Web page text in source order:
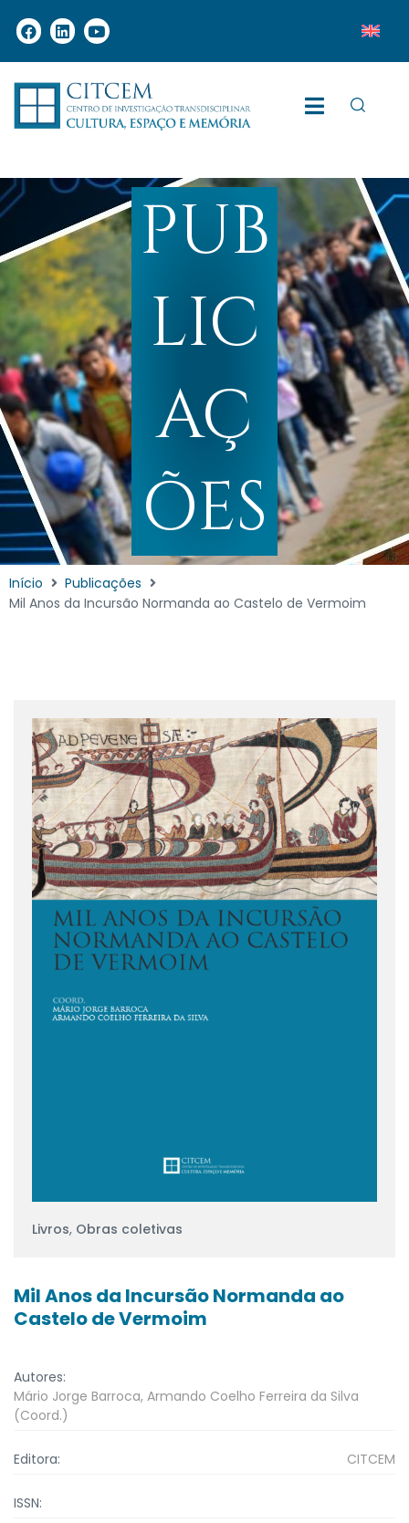
PUB
LIC
AÇ
ÕES
Início
Publicações
Mil Anos da Incursão Normanda ao Castelo de Vermoim
Livros, Obras coletivas
Mil Anos da Incursão Normanda ao
Castelo de Vermoim
Autores:
Mário Jorge Barroca, Armando Coelho Ferreira da Silva
(Coord.)
Editora: CITCEM
ISSN: